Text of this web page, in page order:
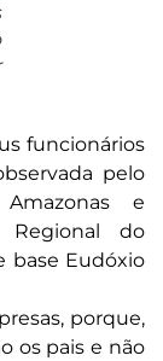
funcionários
pelo
e
Regional do
base Eudóxio
porque,
os pais e não